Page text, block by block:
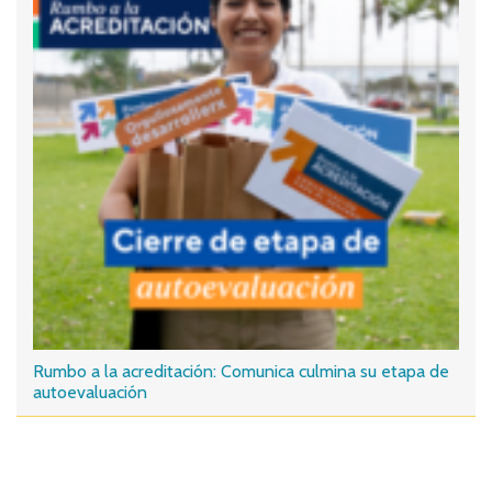
Rumbo a la acreditación: Comunica culmina su etapa de
autoevaluación